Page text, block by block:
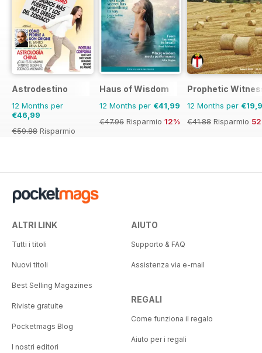
Astrodestino
12 Months per
€46,99
€59.88 Risparmio
Haus of Wisdom
12 Months per €41,99
€47.96 Risparmio 12%
Prophetic
12 Months per
€41.88 Risparmio
ALTRI LINK
Tutti i titoli
Nuovi titoli
Best Selling Magazines
Riviste gratuite
Pocketmags Blog
I nostri editori
AIUTO
Supporto & FAQ
Assistenza via e-mail
REGALI
Come funziona il regalo
Aiuto per i regali